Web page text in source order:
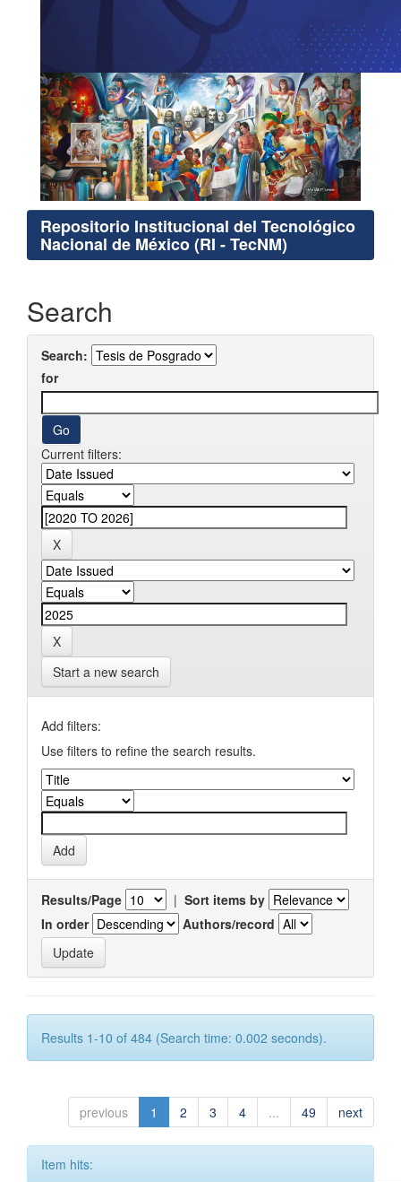
Repositorio Institucional del Tecnológico
Nacional de México (RI - TecNM)
Search
Search:
for
Current filters:
Start a new search
Add filters:
Use filters to refine the search results.
Results/Page | Sort items by
In order
Authors/record
Results 1-10 of 484 (Search time: 0.002 seconds).
previous 1 2 3 4 ... 49 next
Item hits: